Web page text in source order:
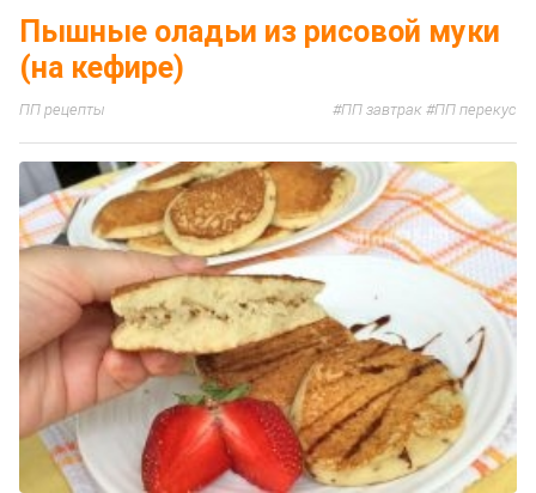
Пышные оладьи из рисовой муки
(на кефире)
ПП рецепты ПП завтрак ПП перекус